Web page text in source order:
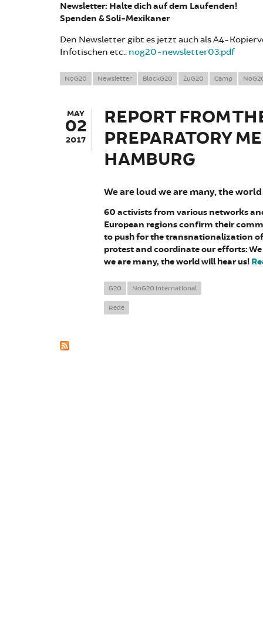
Newsletter: Halte dich auf dem Laufenden!
Spenden & Soli-Mexikaner
Den Newsletter gibt es jetzt auch als A4-
Infotischen etc.: nog20-newsletter03.pdf
NoG20 Newsletter BlockG20 ZuG20 Camp
MAY
02
2017
REPORT FROM
PREPARATORY
HAMBURG
We are loud we are many, the
60 activists from various networks
European regions confirm their
to push for the transnationalization
protest and coordinate our efforts:
we are many, the world will hear us!
G20 NoG20 international
Rede